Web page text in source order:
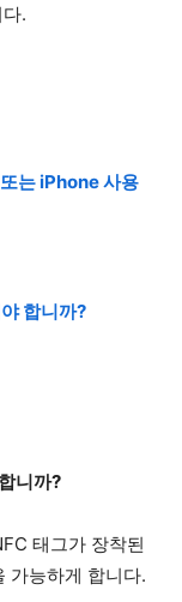
.
는 iPhone 사용
합니까?
니까?
태그가 장착된
가능하게 합니다.